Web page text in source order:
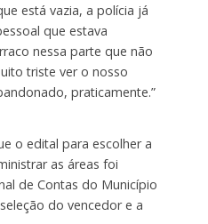
está vazia, a polícia já
que estava
nessa parte que não
triste ver o nosso
praticamente.”
o edital para escolher a
as áreas foi
de Contas do Município
do vencedor e a